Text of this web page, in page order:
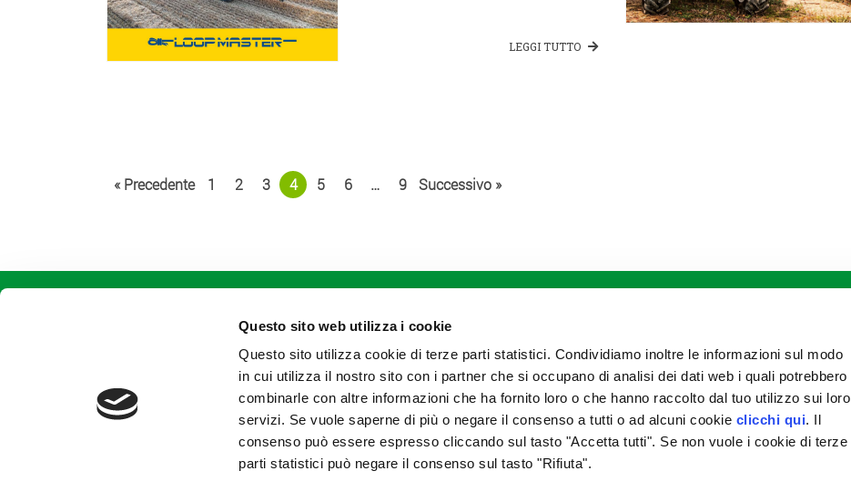
Questo sito web utilizza i cookie
Questo sito utilizza cookie di terze parti statistici. Condividiamo inoltre le informazioni sul modo
in cui utilizza il nostro sito con i partner che si occupano di analisi dei dati web i quali potrebbero
combinarle con altre informazioni che ha fornito loro o che hanno raccolto dal tuo utilizzo sui loro
servizi. Se vuole saperne di più o negare il consenso a tutti o ad alcuni cookie clicchi qui. Il
consenso può essere espresso cliccando sul tasto "Accetta tutti". Se non vuole i cookie di terze
parti statistici può negare il consenso sul tasto "Rifiuta".
LEGGI TUTTO
« Precedente 1 2 3 4 5 6 … 9 Successivo »
tel +39.0521.9281
fax +39.0521.928202
Stoccaggio e commercializzazione
prodotti agricoli
Prodotti alimentari
Prodotti assicurativi
Magazzini di stagionatura